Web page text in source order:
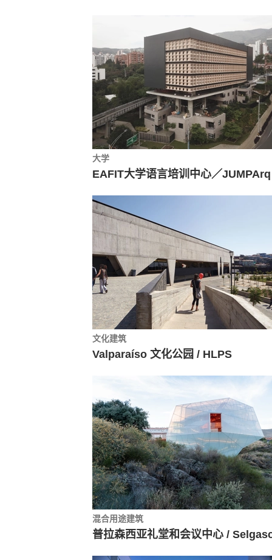
大学
文化建筑
Valparaíso 文化公园 / HLPS
混合用途建筑